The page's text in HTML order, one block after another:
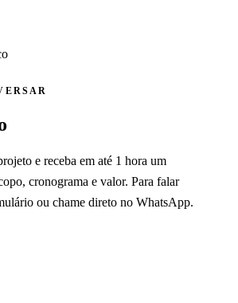
e receba em até 1 hora um
cronograma e valor. Para falar
ou chame direto no WhatsApp.